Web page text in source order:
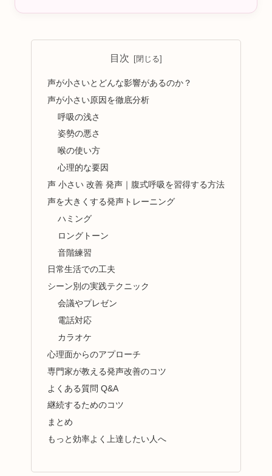
目次
声が小さいとどんな影響があるのか？
声が小さい原因を徹底分析
呼吸の浅さ
姿勢の悪さ
喉の使い方
心理的な要因
声 小さい 改善 発声｜腹式呼吸を習得する方法
声を大きくする発声トレーニング
ハミング
ロングトーン
音階練習
日常生活での工夫
シーン別の実践テクニック
会議やプレゼン
電話対応
カラオケ
心理面からのアプローチ
専門家が教える発声改善のコツ
よくある質問 Q&A
継続するためのコツ
まとめ
もっと効率よく上達したい人へ